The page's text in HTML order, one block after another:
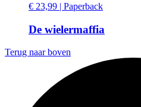
€ 23,99 | Paperback
De wielermaffia
Terug naar boven